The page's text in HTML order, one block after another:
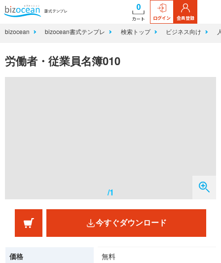
0
カート ログイン 会員登録
bizocean bizocean書式テンプレ 検索トップ ビジネス向け
労働者・従業員名簿010
/1
今すぐダウンロード
価格
無料